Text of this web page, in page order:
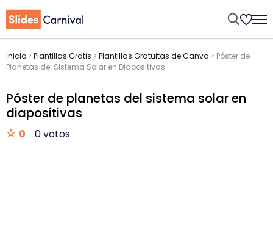
Inicio > Plantillas Gratis > Plantillas Gratuitas de Canva > Póster de
Planetas del Sistema Solar en Diapositivas
Póster de planetas del sistema solar en
diapositivas
0 0 votos